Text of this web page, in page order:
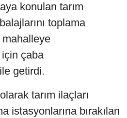
konulan tarım
toplama
mahalleye
için çaba
getirdi.
tarım ilaçları
istasyonlarına bırakılan